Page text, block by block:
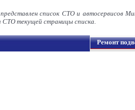
список СТО и автосервисов
текущей страницы списка.
Ремонт